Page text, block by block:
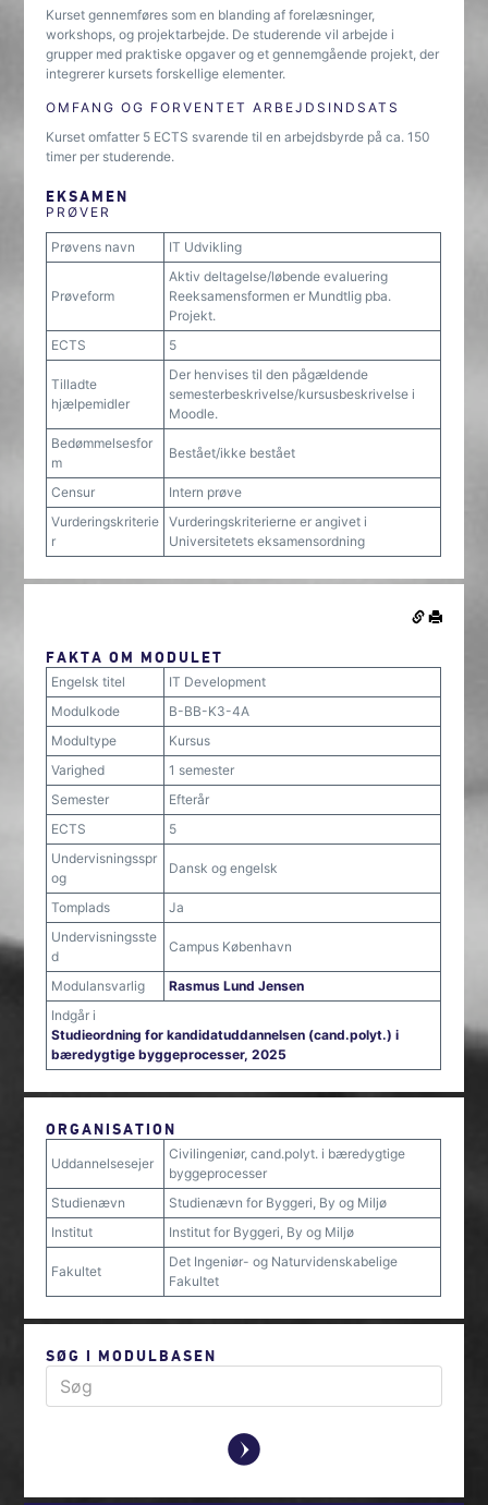
Kurset gennemføres som en blanding af forelæsninger,
workshops, og projektarbejde. De studerende vil arbejde i
grupper med praktiske opgaver og et gennemgående projekt, der
integrerer kursets forskellige elementer.
OMFANG OG FORVENTET ARBEJDSINDSATS
Kurset omfatter 5 ECTS svarende til en arbejdsbyrde på ca. 150
timer per studerende.
EKSAMEN
PRØVER
Prøvens navn IT Udvikling
Prøveform
Aktiv deltagelse/løbende evaluering
Reeksamensformen er Mundtlig pba.
Projekt.
ECTS
5
Tilladte
hjælpemidler
Der henvises til den pågældende
semesterbeskrivelse/kursusbeskrivelse i
Moodle.
Bedømmelsesfor
m
Bestået/ikke bestået
Censur
Intern prøve
Vurderingskriterie
r
Vurderingskriterierne er angivet i
Universitetets eksamensordning
FAKTA OM MODULET
Engelsk titel
IT Development
Modulkode
B-BB-K3-4A
Modultype
Kursus
Varighed
1 semester
Semester
Efterår
ECTS
5
Undervisningsspr
og
Dansk og engelsk
Tomplads
Ja
Undervisningsste
d
Campus København
Modulansvarlig
Rasmus Lund Jensen
Indgår i
Studieordning for kandidatuddannelsen (cand.polyt.) i
bæredygtige byggeprocesser, 2025
ORGANISATION
Uddannelsesejer
Civilingeniør, cand.polyt. i bæredygtige
byggeprocesser
Studienævn
Studienævn for Byggeri, By og Miljø
Institut
Institut for Byggeri, By og Miljø
Fakultet
Det Ingeniør- og Naturvidenskabelige
Fakultet
SØG I MODULBASEN
y